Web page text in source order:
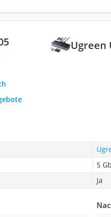
Ugreen
5
Ja